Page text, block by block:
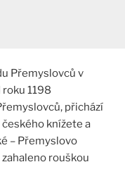
Přemyslovců v
1198
přichází
českého knížete a
– Přemyslovo
rouškou